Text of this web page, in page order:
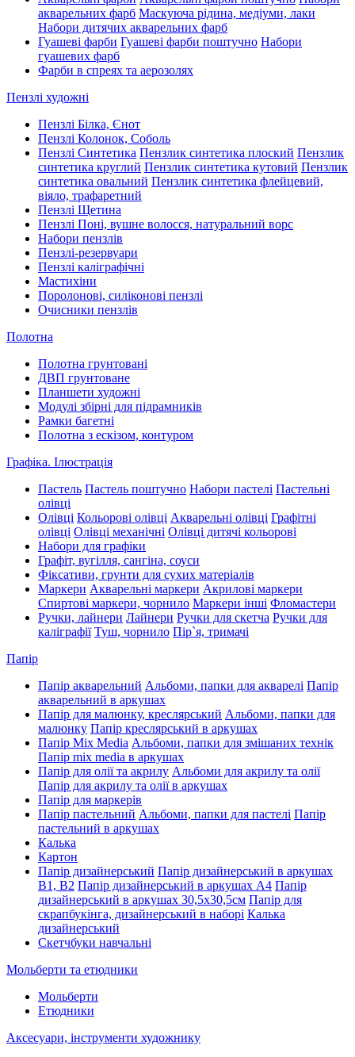
акварельних фарб Маскуюча рідина, медіуми, лаки
Набори дитячих акварельних фарб
Гуашеві фарби Гуашеві фарби поштучно Набори
гуашевих фарб
Фарби в спреях та аерозолях
Пензлі художні
Пензлі Білка, Єнот
Пензлі Колонок, Соболь
Пензлі Синтетика Пензлик синтетика плоский Пензлик
синтетика круглий Пензлик синтетика кутовий Пензлик
синтетика овальний Пензлик синтетика флейцевий,
віяло, трафаретний
Пензлі Щетина
Пензлі Поні, вушне волосся, натуральний ворс
Набори пензлів
Пензлі-резервуари
Пензлі каліграфічні
Мастихіни
Поролонові, силіконові пензлі
Очисники пензлів
Полотна
Полотна грунтовані
ДВП грунтоване
Планшети художні
Модулі збірні для підрамників
Рамки багетні
Полотна з ескізом, контуром
Графіка. Ілюстрація
Пастель Пастель поштучно Набори пастелі Пастельні
олівці
Олівці Кольорові олівці Акварельні олівці Графітні
олівці Олівці механічні Олівці дитячі кольорові
Набори для графіки
Графіт, вугілля, сангіна, соуси
Фіксативи, грунти для сухих матеріалів
Маркери Акварельні маркери Акрилові маркери
Спиртові маркери, чорнило Маркери інші Фломастери
Ручки, лайнери Лайнери Ручки для скетча Ручки для
каліграфії Туш, чорнило Пір`я, тримачі
Папір
Папір акварельний Альбоми, папки для акварелі Папір
акварельний в аркушах
Папір для малюнку, креслярський Альбоми, папки для
малюнку Папір креслярський в аркушах
Папір Mix Media Альбоми, папки для змішаних технік
Папір mix media в аркушах
Папір для олії та акрилу Альбоми для акрилу та олії
Папір для акрилу та олії в аркушах
Папір для маркерів
Папір пастельний Альбоми, папки для пастелі Папір
пастельний в аркушах
Калька
Картон
Папір дизайнерський Папір дизайнерський в аркушах
В1, В2 Папір дизайнерський в аркушах А4 Папір
дизайнерський в аркушах 30,5х30,5см Папір для
скрапбукінга, дизайнерський в наборі Калька
дизайнерський
Скетчбуки навчальні
Мольберти та етюдники
Мольберти
Етюдники
Аксесуари, інструменти художнику